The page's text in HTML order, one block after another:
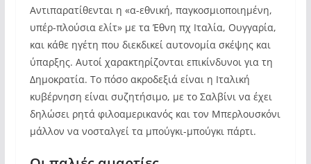
Αντιπαρατίθενται η «α-εθνική, παγκοσμιοποιημένη,
υπέρ-πλούσια ελίτ» με τα Έθνη πχ Ιταλία, Ουγγαρία,
και κάθε ηγέτη που διεκδικεί αυτονομία σκέψης και
ύπαρξης. Αυτοί χαρακτηρίζονται επικίνδυνοι για τη
Δημοκρατία. Το πόσο ακροδεξιά είναι η Ιταλική
κυβέρνηση είναι συζητήσιμο, με το Σαλβίνι να έχει
δηλώσει ρητά φιλοαμερικανός και τον Μπερλουσκόνι
μάλλον να νοσταλγεί τα μπούγκι-μπούγκι πάρτι.